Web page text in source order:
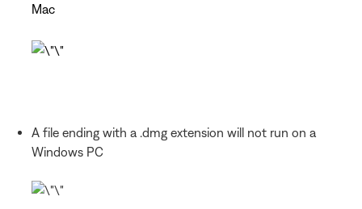
Mac
A file ending with a .dmg extension will not run on a
Windows PC